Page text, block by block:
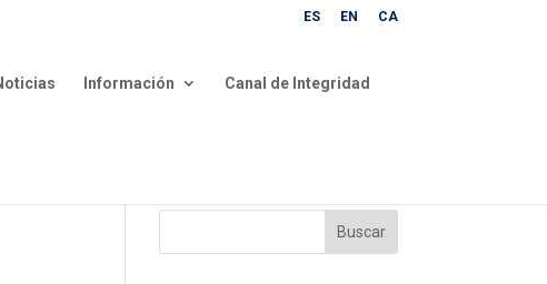
ES EN CA
Información Canal de Integridad
Buscar